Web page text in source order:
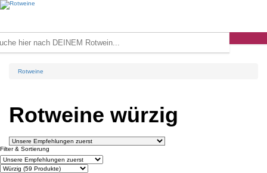
Rotweine
Rotweine würzig
Filter & Sortierung